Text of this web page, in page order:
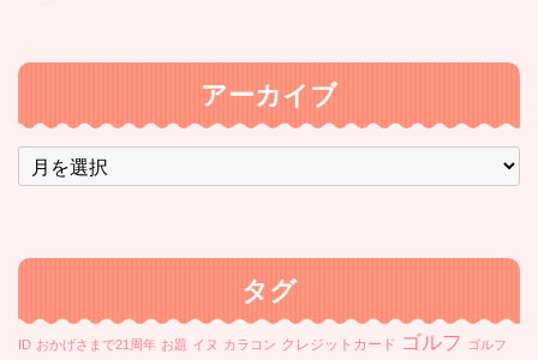
アーカイブ
ア
ー
ブ
タグ
ID おかげさまで21周年 お題 イヌ カラコン クレジットカード ゴルフ ゴルフ